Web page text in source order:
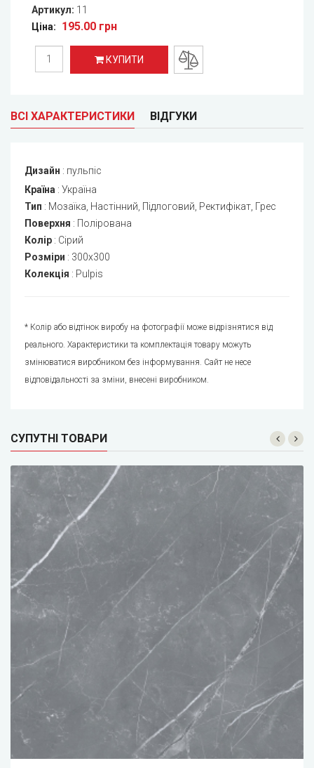
Артикул: 11
Ціна:
195.00 грн
КУПИТИ
ВСІ ХАРАКТЕРИСТИКИ ВІДГУКИ
Дизайн : пульпіс
Країна : Україна
Тип : Мозаїка, Настінний, Підлоговий, Ректифікат, Грес
Поверхня : Полірована
Колір : Сірий
Розміри : 300x300
Колекція : Pulpis
* Колір або відтінок виробу на фотографії може відрізнятися від
реального. Характеристики та комплектація товару можуть
змінюватися виробником без інформування. Сайт не несе
відповідальності за зміни, внесені виробником.
СУПУТНІ ТОВАРИ